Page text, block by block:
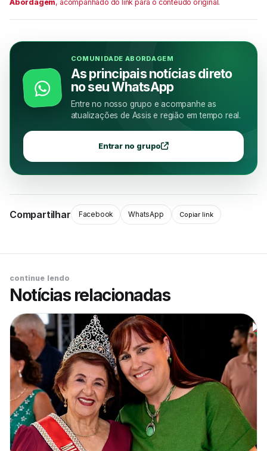
Abordagem, acompanhado do link para o conteúdo original.
COMUNIDADE ABORDAGEM
As principais notícias direto
no seu WhatsApp
Entre no nosso grupo e acompanhe as
atualizações de Assis e região em tempo real.
Entrar no grupo
Compartilhar Facebook WhatsApp Copiar link
continue lendo
Notícias relacionadas